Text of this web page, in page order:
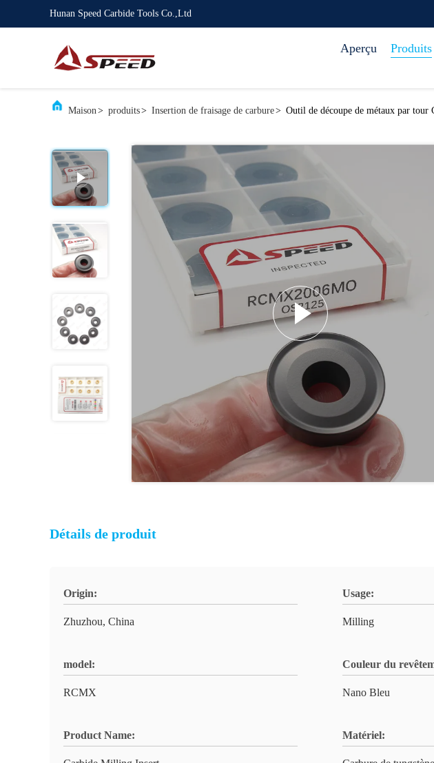
Hunan Speed Carbide Tools Co.,Ltd
Aperçu Produits
Maison> produits> Insertion de fraisage de carbure> Outil de découpe de métaux par
Détails de produit
Origin:
Zhuzhou, China
Usage:
Milling
model:
RCMX
Couleur du
Nano Bleu
Product Name: Matériel: